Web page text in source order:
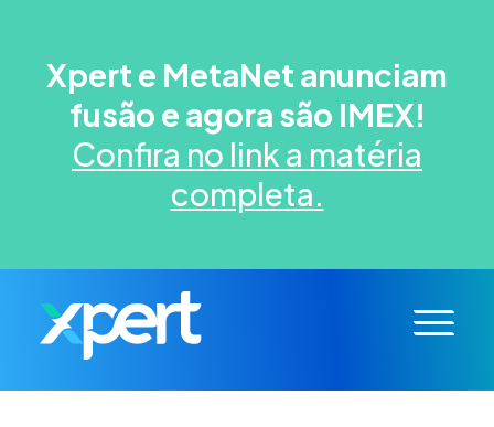
Xpert e MetaNet anunciam
fusão e agora são IMEX!
Confira no link a matéria
completa.